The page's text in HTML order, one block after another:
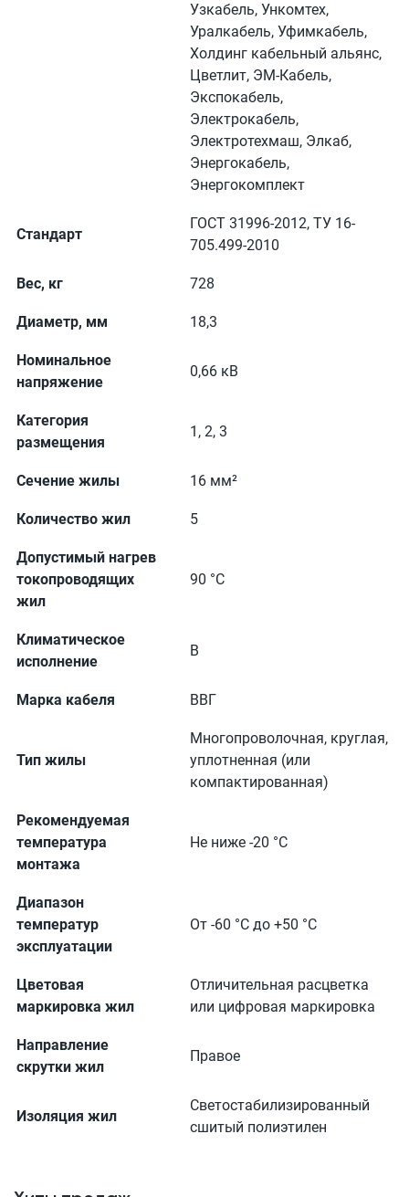
Узкабель, Ункомтех,
Уралкабель, Уфимкабель,
Холдинг кабельный альянс,
Цветлит, ЭМ-Кабель,
Экспокабель,
Электрокабель,
Электротехмаш, Элкаб,
Энергокабель,
Энергокомплект
Стандарт
ГОСТ 31996-2012, ТУ 16-
705.499-2010
Вес, кг 728
Диаметр, мм 18,3
Номинальное
напряжение
0,66 кВ
Категория
размещения
1, 2, 3
Сечение жилы 16 мм²
Количество жил 5
Допустимый нагрев
токопроводящих
жил
90 °С
Климатическое
исполнение
В
Марка кабеля ВВГ
Тип жилы
Многопроволочная, круглая,
уплотненная (или
компактированная)
Рекомендуемая
температура
монтажа
Не ниже -20 °С
Диапазон
температур
эксплуатации
От -60 °С до +50 °С
Цветовая
маркировка жил
Отличительная расцветка
или цифровая маркировка
Направление
скрутки жил
Правое
Изоляция жил
Светостабилизированный
сшитый полиэтилен